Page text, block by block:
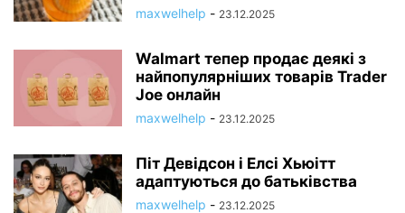
maxwelhelp - 23.12.2025
Walmart тепер продає деякі з
найпопулярніших товарів Trader
Joe онлайн
maxwelhelp - 23.12.2025
Піт Девідсон і Елсі Хьюітт
адаптуються до батьківства
maxwelhelp - 23.12.2025